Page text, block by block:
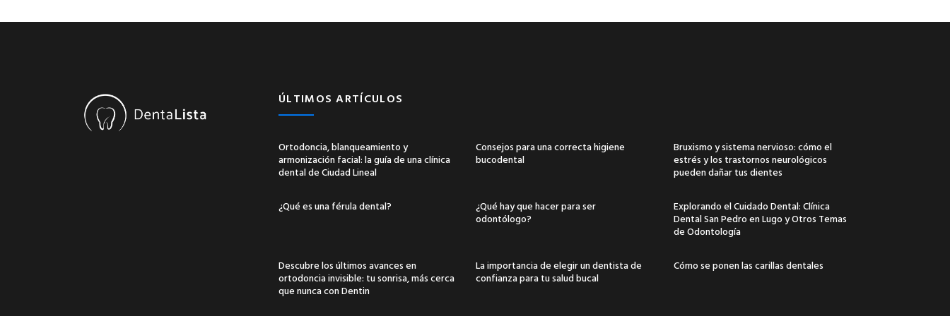
ÚLTIMOS ARTÍCULOS
Ortodoncia, blanqueamiento y
armonización facial: la guía de una clínica
dental de Ciudad Lineal
Consejos para una correcta higiene
bucodental
Bruxismo y sistema nervioso: cómo el
estrés y los trastornos neurológicos
pueden dañar tus dientes
¿Qué es una férula dental?
¿Qué hay que hacer para ser
odontólogo?
Explorando el Cuidado Dental: Clínica
Dental San Pedro en Lugo y Otros Temas
de Odontología
Descubre los últimos avances en
ortodoncia invisible: tu sonrisa, más cerca
que nunca con Dentin
La importancia de elegir un dentista de
confianza para tu salud bucal
Cómo se ponen las carillas dentales